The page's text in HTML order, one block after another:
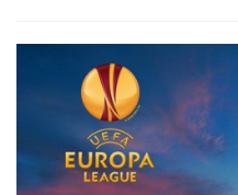
Байжанов, 83), Евгений
Малый, Александар